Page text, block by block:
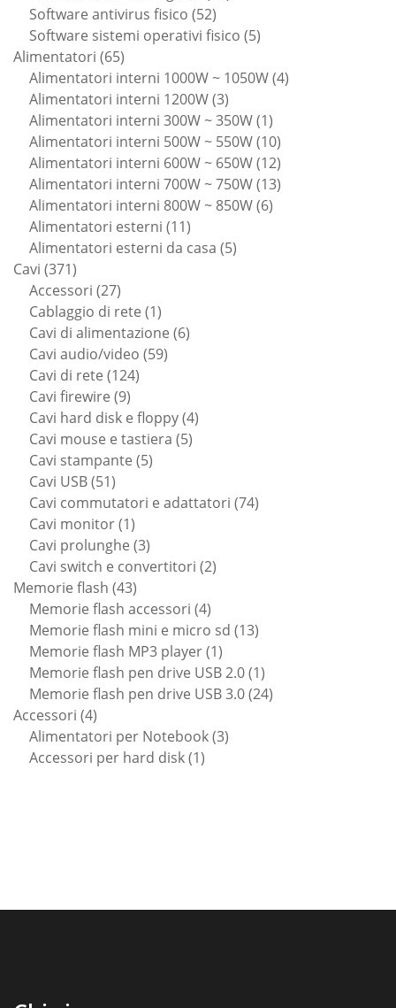
Software antivirus fisico 5252
prodotti
Software sistemi operativi fisico 55
Alimentatori 6565
prodotti
Alimentatori interni 1000W ~ 1050W 44
Alimentatori interni 1200W 33
prodotti
Alimentatori interni 300W ~ 350W 11
prodotto
Alimentatori interni 500W ~ 550W 1010
prodotti
Alimentatori interni 600W ~ 650W 1212
prodotti
Alimentatori interni 700W ~ 750W 1313
Alimentatori interni 800W ~ 850W 66
Alimentatori esterni 1111
prodotti
Alimentatori esterni da casa 55
Cavi 371371
prodotti
Accessori 2727
prodotti
Cablaggio di rete 11
prodotto
Cavi di alimentazione 66
Cavi audio/video 5959
Cavi di rete 124124
Cavi firewire 99
prodotti
Cavi hard disk e floppy 44
Cavi mouse e tastiera 55
Cavi stampante 55
Cavi USB 5151
prodotti
Cavi commutatori e adattatori 7474
Cavi monitor 11
prodotto
Cavi prolunghe 33
prodotti
Cavi switch e convertitori 22
Memorie flash 4343
prodotti
Memorie flash accessori 44
prodotti
Memorie flash mini e micro sd 1313
Memorie flash MP3 player 11
prodotto
Memorie flash pen drive USB 2.0 11
prodotto
Memorie flash pen drive USB 3.0 2424
Accessori 44
prodotti
Alimentatori per Notebook 33
Accessori per hard disk 11